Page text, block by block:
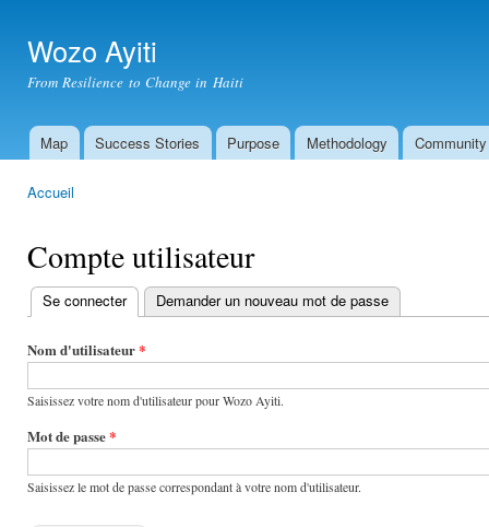
Wozo Ayiti
From Resilience to Change in Haiti
Menu principal
Map Success Stories Purpose Methodology
Accueil
Compte utilisateur
Onglets
principaux
Se connecter(onglet actif)
Demander un nouveau mot de passe
Nom d'utilisateur*
Saisissez votre nom d'utilisateur pour Wozo Ayiti.
Mot de passe*
Saisissez le mot de passe correspondant à votre nom d'utilisateur.